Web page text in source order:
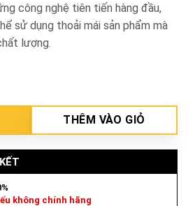
công nghệ tiên tiến hàng đầu,
sử dụng thoải mái sản phẩm mà
lượng.
Stanley STHT10409-8 số lượng
THÊM VÀO GIỎ
không chính hãng